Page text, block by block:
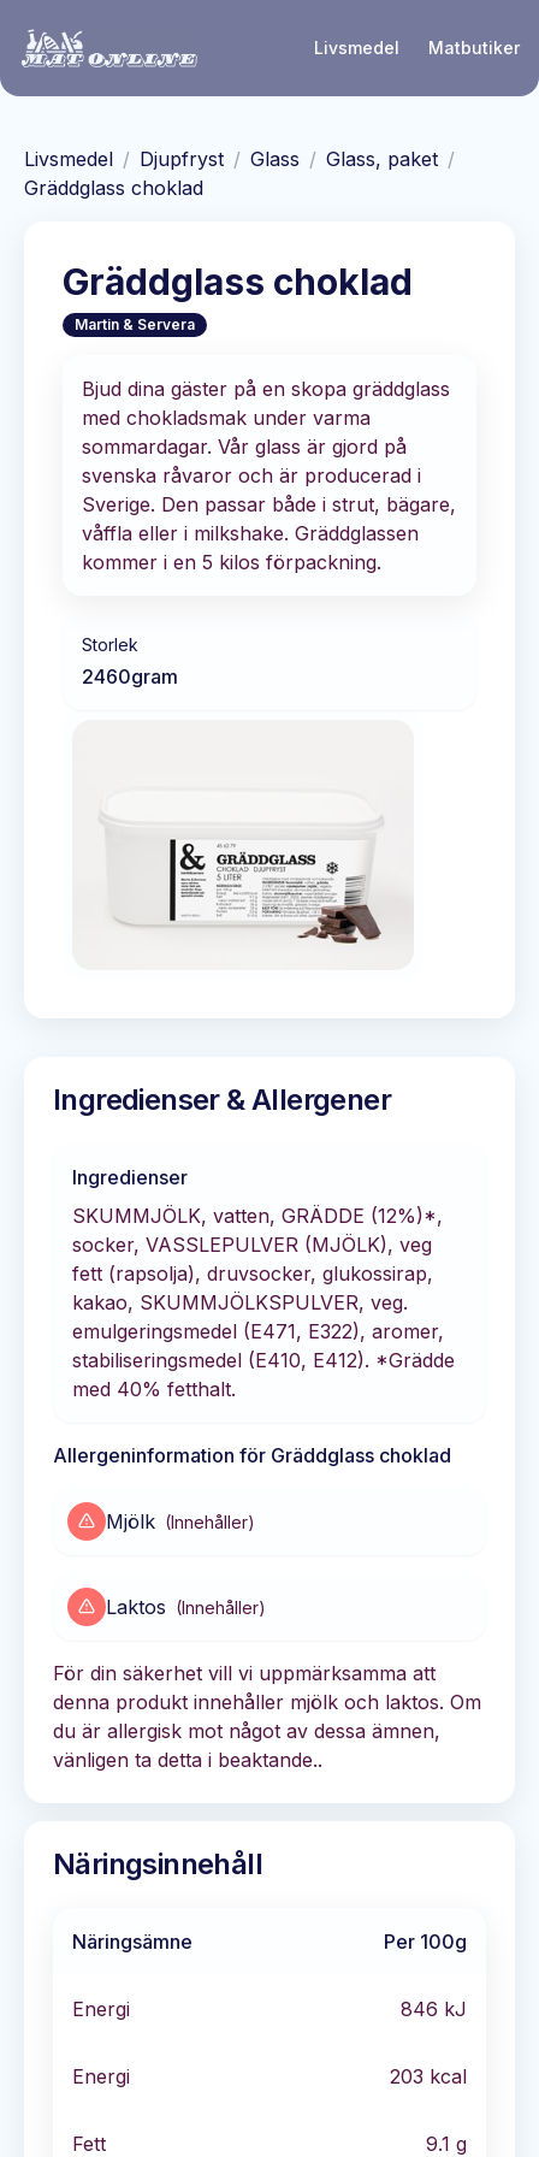
Livsmedel Matbutiker
Livsmedel / Djupfryst / Glass / Glass, paket /
Gräddglass choklad
Gräddglass choklad
Martin & Servera
Bjud dina gäster på en skopa gräddglass
med chokladsmak under varma
sommardagar. Vår glass är gjord på
svenska råvaror och är producerad i
Sverige. Den passar både i strut, bägare,
våffla eller i milkshake. Gräddglassen
kommer i en 5 kilos förpackning.
Storlek
2460gram
Ingredienser & Allergener
Ingredienser
SKUMMJÖLK, vatten, GRÄDDE (12%)*,
socker, VASSLEPULVER (MJÖLK), veg
fett (rapsolja), druvsocker, glukossirap,
kakao, SKUMMJÖLKSPULVER, veg.
emulgeringsmedel (E471, E322), aromer,
stabiliseringsmedel (E410, E412). *Grädde
med 40% fetthalt.
Allergeninformation för Gräddglass choklad
Mjölk (Innehåller)
Laktos (Innehåller)
För din säkerhet vill vi uppmärksamma att
denna produkt innehåller mjölk och laktos. Om
du är allergisk mot något av dessa ämnen,
vänligen ta detta i beaktande..
Näringsinnehåll
Näringsämne Per 100g
Energi 846 kJ
Energi 203 kcal
Fett 9.1 g